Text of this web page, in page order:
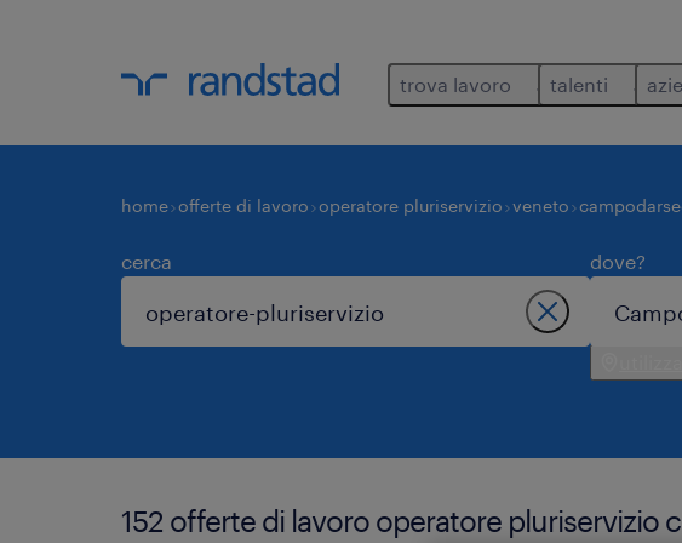
trova lavoro talenti
home offerte di lavoro operatore pluriservizio veneto
cerca dove?
152 offerte di lavoro operatore pluriservizio